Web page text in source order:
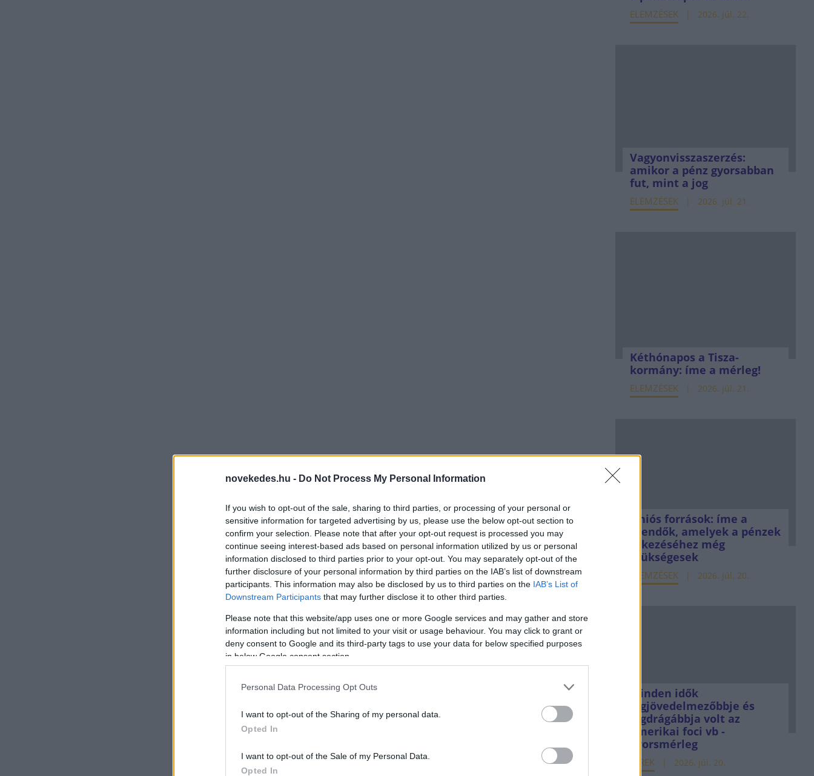
novekedes.hu - Do Not Process My Personal Information
If you wish to opt-out of the sale, sharing to third parties, or processing of your personal or
sensitive information for targeted advertising by us, please use the below opt-out section to
confirm your selection. Please note that after your opt-out request is processed you may
continue seeing interest-based ads based on personal information utilized by us or personal
information disclosed to third parties prior to your opt-out. You may separately opt-out of the
further disclosure of your personal information by third parties on the IAB’s list of downstream
participants. This information may also be disclosed by us to third parties on the IAB’s List of
Downstream Participants that may further disclose it to other third parties.
Please note that this website/app uses one or more Google services and may gather and store
information including but not limited to your visit or usage behaviour. You may click to grant or
deny consent to Google and its third-party tags to use your data for below specified purposes
in below Google consent section.
Personal Data Processing Opt Outs
I want to opt-out of the Sharing of my personal data.
Opted In
I want to opt-out of the Sale of my Personal Data.
Opted In
ELEMZÉSEK 2026. júl. 22.
Vagyonvisszaszerzés:
amikor a pénz gyorsabban
fut, mint a jog
ELEMZÉSEK 2026. júl. 21.
Kéthónapos a Tisza-
kormány: íme a mérleg!
ELEMZÉSEK 2026. júl. 21.
Uniós források: íme a
teendők, amelyek a pénzek
érkezéséhez még
szükségesek
ELEMZÉSEK 2026. júl. 20.
Minden idők
legjövedelmezőbbje és
legdrágábbja volt az
amerikai foci vb -
gyorsmérleg
HÍREK 2026. júl. 20.